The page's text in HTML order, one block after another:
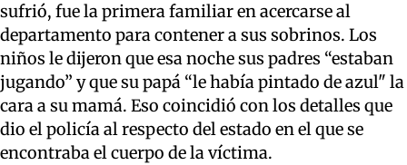
sufrió, fue la primera familiar en acercarse al
departamento para contener a sus sobrinos. Los
niños le dijeron que esa noche sus padres “estaban
jugando” y que su papá “le había pintado de azul" la
cara a su mamá. Eso coincidió con los detalles que
dio el policía al respecto del estado en el que se
encontraba el cuerpo de la víctima.